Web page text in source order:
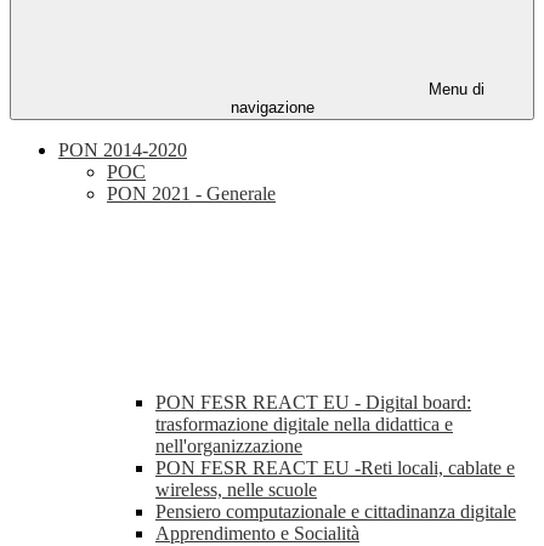
Menu di
navigazione
PON 2014-2020
POC
PON 2021 - Generale
PON FESR REACT EU - Digital board:
trasformazione digitale nella didattica e
nell'organizzazione
PON FESR REACT EU -Reti locali, cablate e
wireless, nelle scuole
Pensiero computazionale e cittadinanza digitale
Apprendimento e Socialità